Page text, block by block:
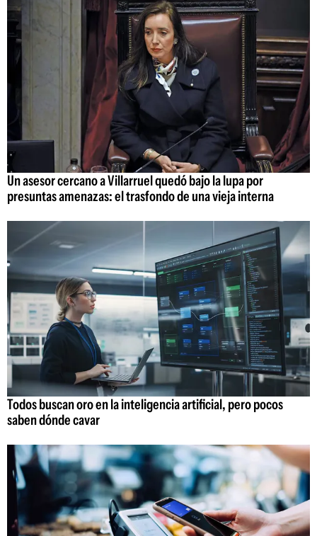
Un asesor cercano a Villarruel quedó bajo la lupa por
presuntas amenazas: el trasfondo de una vieja interna
Todos buscan oro en la inteligencia artificial, pero pocos
saben dónde cavar